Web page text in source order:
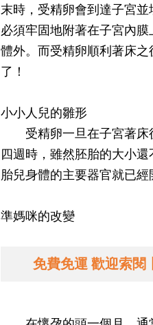
末時，受精卵會到達子宮
必須牢固地附著在子宮內
體外。而受精卵順利著床
了！
小小人兒的雛形
受精卵一旦在子宮著床
四週時，雖然胚胎的大小
胎兒身體的主要器官就已經
準媽咪的改變
免費免運 歡迎索閱